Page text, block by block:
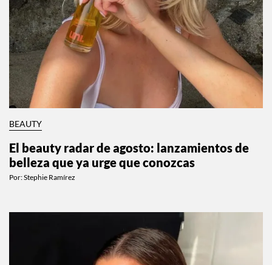
BEAUTY
El beauty radar de agosto: lanzamientos de
belleza que ya urge que conozcas
Por:Stephie Ramírez